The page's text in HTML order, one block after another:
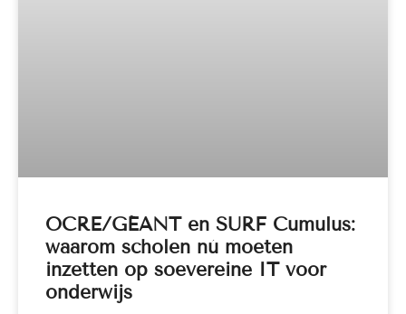
OCRE/GÉANT en SURF Cumulus:
waarom scholen nú moeten
inzetten op soevereine IT voor
onderwijs